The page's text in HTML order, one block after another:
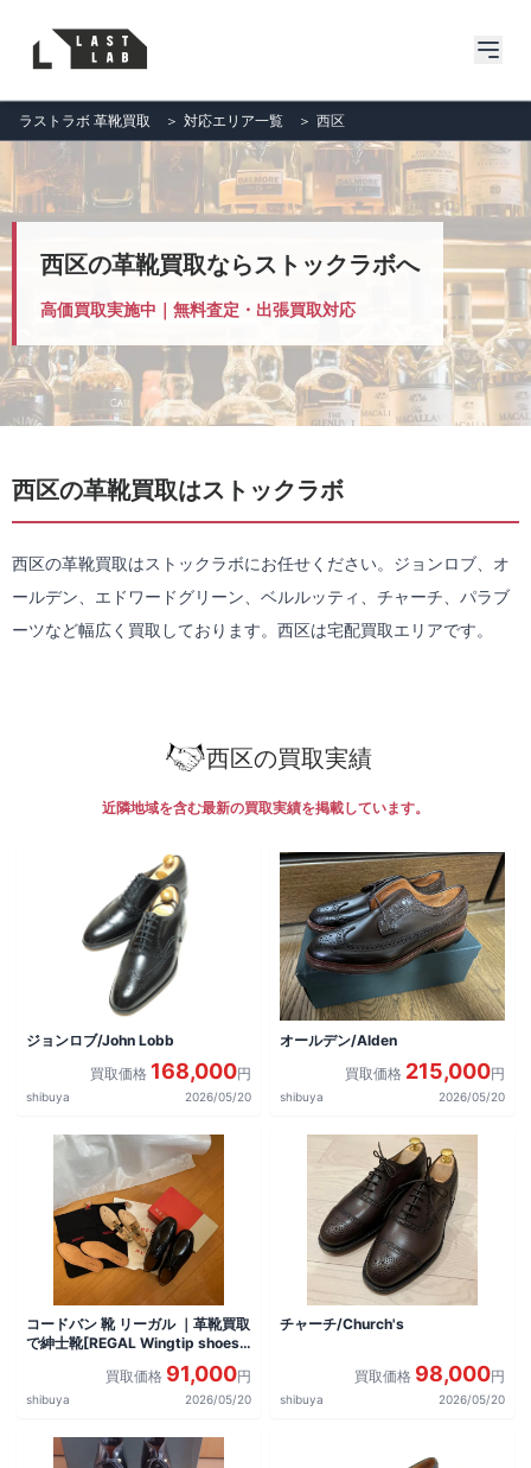
ラストラボ 革靴買取 ＞ 対応エリア一覧 ＞ 西区
西区の革靴買取ならストックラボへ
高価買取実施中｜無料査定・出張買取対応
西区の革靴買取はストックラボ
西区の革靴買取はストックラボにお任せください。ジョンロブ、オ
ールデン、エドワードグリーン、ベルルッティ、チャーチ、パラブ
ーツなど幅広く買取しております。西区は宅配買取エリアです。
西区の買取実績
近隣地域を含む最新の買取実績を掲載しています。
ジョンロブ/John Lobb
買取価格 168,000円
shibuya 2026/05/20
オールデン/Alden
買取価格 215,000円
shibuya 2026/05/20
コードバン 靴 リーガル ｜革靴買取
で紳士靴[REGAL Wingtip shoes]
買取価格 91,000円
shibuya 2026/05/20
チャーチ/Church's
買取価格 98,000円
shibuya 2026/05/20